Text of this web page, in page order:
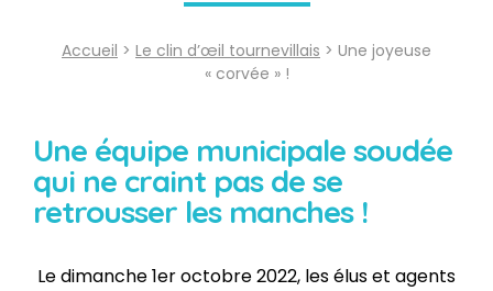
Accueil > Le clin d’œil tournevillais > Une joyeuse
« corvée » !
Une équipe municipale soudée
qui ne craint pas de se
retrousser les manches !
Le dimanche 1er octobre 2022, les élus et agents